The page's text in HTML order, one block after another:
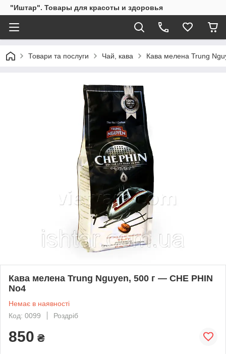
"Иштар". Товары для красоты и здоровья
Товари та послуги Чай, кава Кава мелена Trung
Кава мелена Trung Nguyen, 500 г — CHE PHIN
No4
Немає в наявності
Код: 0099
Роздріб
850 ₴